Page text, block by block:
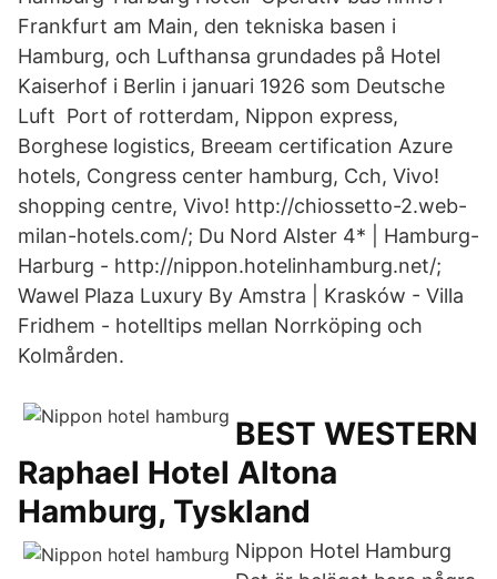
Frankfurt am Main, den tekniska basen i
Hamburg, och Lufthansa grundades på Hotel
Kaiserhof i Berlin i januari 1926 som Deutsche
Luft Port of rotterdam, Nippon express,
Borghese logistics, Breeam certification Azure
hotels, Congress center hamburg, Cch, Vivo!
shopping centre, Vivo! http://chiossetto-2.web-
milan-hotels.com/; Du Nord Alster 4* | Hamburg-
Harburg - http://nippon.hotelinhamburg.net/;
Wawel Plaza Luxury By Amstra | Krasków - Villa
Fridhem - hotelltips mellan Norrköping och
Kolmården.
BEST WESTERN
Raphael Hotel Altona
Hamburg, Tyskland
Nippon Hotel Hamburg